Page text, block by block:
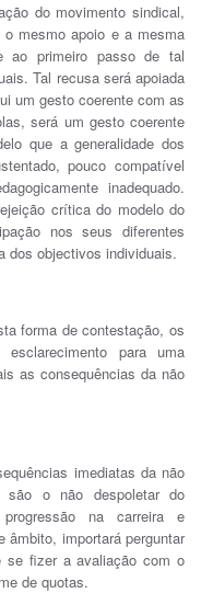
do movimento sindical,
mesmo apoio e a mesma
ao primeiro passo de tal
Tal recusa será apoiada
um gesto coerente com as
será um gesto coerente
que a generalidade dos
pouco compatível
inadequado.
crítica do modelo do
nos seus diferentes
dos objectivos individuais.
forma de contestação, os
esclarecimento para uma
as consequências da não
imediatas da não
são o não despoletar do
na carreira e
âmbito, importará perguntar
se fizer a avaliação com o
de quotas.